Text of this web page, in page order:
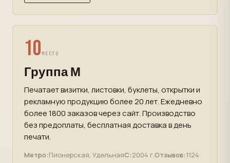
10 МЕСТО
Группа М
Печатает визитки, листовки, буклеты, открытки и
рекламную продукцию более 20 лет. Ежедневно
более 1800 заказов через сайт. Производство
без предоплаты, бесплатная доставка в день
печати.
Метро:Пионерская, УдельнаяС:2004 г.Отзывов:1124